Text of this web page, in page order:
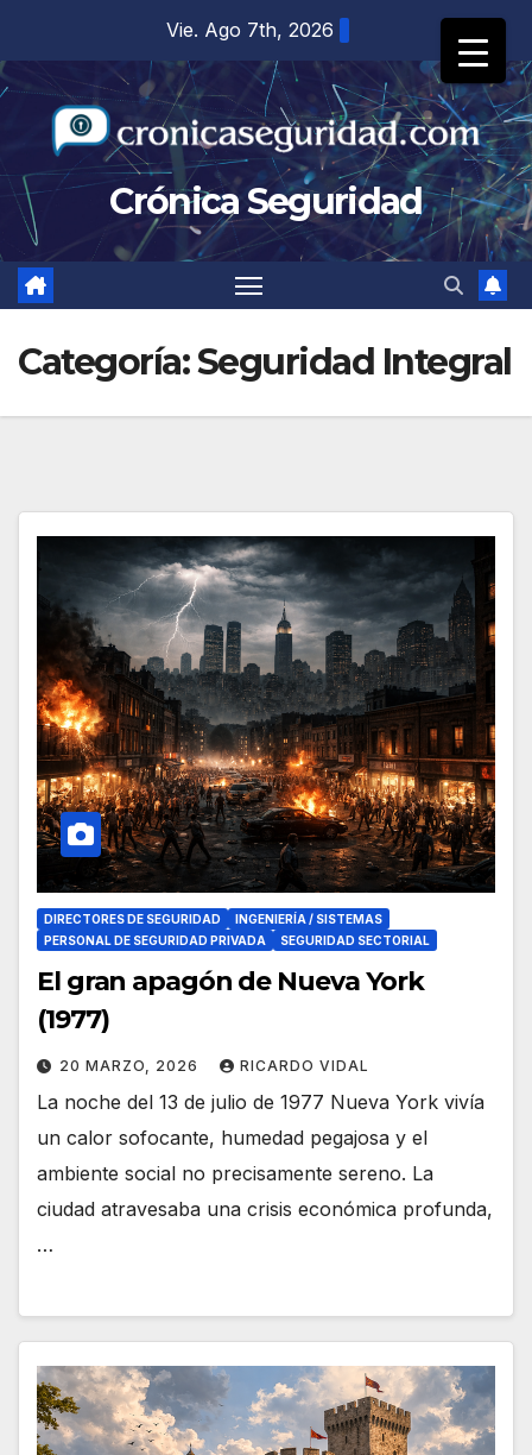
contenido
Vie. Ago 7th, 2026
Crónica Seguridad
Categoría:Seguridad Integral
DIRECTORES DE SEGURIDAD
INGENIERÍA / SISTEMAS
PERSONAL DE SEGURIDAD PRIVADA
SEGURIDAD SECTORIAL
El gran apagón de Nueva York
(1977)
20 MARZO, 2026 RICARDO VIDAL
La noche del 13 de julio de 1977 Nueva York vivía
un calor sofocante, humedad pegajosa y el
ambiente social no precisamente sereno. La
ciudad atravesaba una crisis económica profunda,
…